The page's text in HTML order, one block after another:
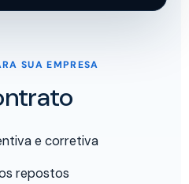
SUA EMPRESA
e corretiva
repostos